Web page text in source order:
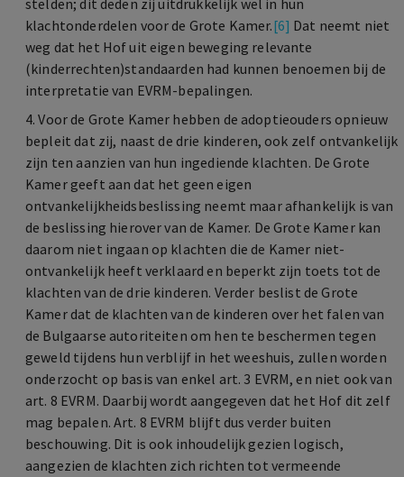
stelden; dit deden zij uitdrukkelijk wel in hun
klachtonderdelen voor de Grote Kamer.[6] Dat neemt niet
weg dat het Hof uit eigen beweging relevante
(kinderrechten)standaarden had kunnen benoemen bij de
interpretatie van EVRM-bepalingen.
4. Voor de Grote Kamer hebben de adoptieouders opnieuw
bepleit dat zij, naast de drie kinderen, ook zelf ontvankelijk
zijn ten aanzien van hun ingediende klachten. De Grote
Kamer geeft aan dat het geen eigen
ontvankelijkheidsbeslissing neemt maar afhankelijk is van
de beslissing hierover van de Kamer. De Grote Kamer kan
daarom niet ingaan op klachten die de Kamer niet-
ontvankelijk heeft verklaard en beperkt zijn toets tot de
klachten van de drie kinderen. Verder beslist de Grote
Kamer dat de klachten van de kinderen over het falen van
de Bulgaarse autoriteiten om hen te beschermen tegen
geweld tijdens hun verblijf in het weeshuis, zullen worden
onderzocht op basis van enkel art. 3 EVRM, en niet ook van
art. 8 EVRM. Daarbij wordt aangegeven dat het Hof dit zelf
mag bepalen. Art. 8 EVRM blijft dus verder buiten
beschouwing. Dit is ook inhoudelijk gezien logisch,
aangezien de klachten zich richten tot vermeende